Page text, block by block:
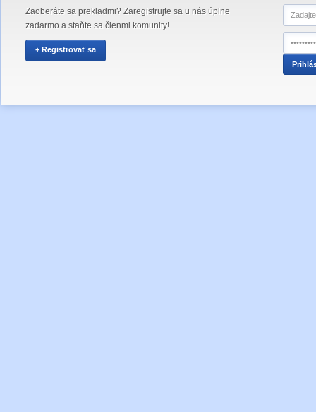
Zaoberáte sa prekladmi? Zaregistrujte sa u nás úplne
zadarmo a staňte sa členmi komunity!
+ Registrovať sa